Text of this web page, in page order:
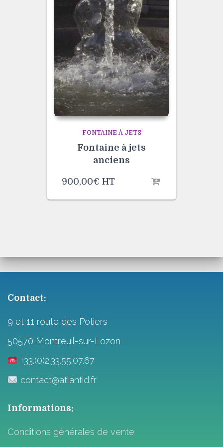
FONTAINE À JETS
Fontaine à jets
anciens
900,00€ HT
Contact:
9 et 11 route des Potiers
50570 Montreuil-sur-Lozon
+33.(0)2.33.55.07.67
contact@atlantid.fr
Informations:
Conditions générales de vente